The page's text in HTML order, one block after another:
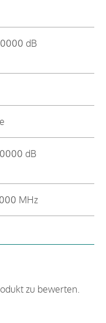
dB
dB
MHz
zu bewerten.